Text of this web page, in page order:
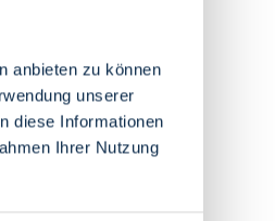
anbieten zu können
unserer
diese Informationen
Ihrer Nutzung